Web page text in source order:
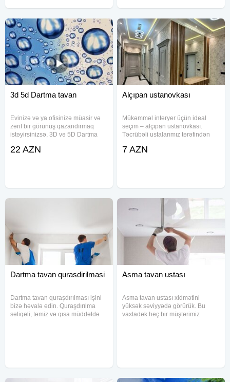
3d 5d Dartma tavan
Evinizə və ya ofisinizə müasir və
zərif bir görünüş qazandırmaq
istəyirsinizsə, 3D və 5D Dartma
təqdim etdiyimiz 3D və 5D Dartma
22 AZN
Alçıpan ustanovkası
Mükəmməl interyer üçün ideal
seçim – alçıpan ustanovkası.
Təcrübəli ustalarımız tərəfindən
həyata keçirilən xidmətlərimiz
7 AZN
Dartma tavan qurasdirilmasi
Dartma tavan quraşdırılması işini
bizə həvalə edin. Quraşdırılma
səliqəli, təmiz və qısa müddətdə
Asma tavan ustası
Asma tavan ustası xidmətini
yüksək səviyyədə görürük. Bu
vaxtadək heç bir müştərimiz